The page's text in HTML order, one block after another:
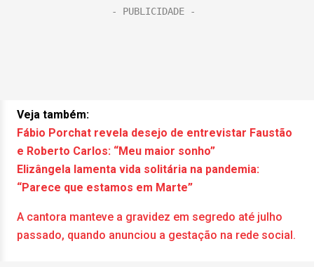
Veja também:
Fábio Porchat revela desejo de entrevistar Faustão
e Roberto Carlos: “Meu maior sonho”
Elizângela lamenta vida solitária na pandemia:
“Parece que estamos em Marte”
A cantora manteve a gravidez em segredo até julho
passado, quando anunciou a gestação na rede social.